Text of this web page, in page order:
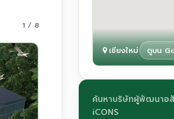
1 / 8
เชียงใหม่ ดูบน
ค้นหาบริษัทผู้พัฒนาอ
iCONS